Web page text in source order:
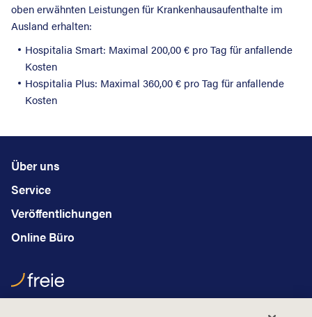
oben erwähnten Leistungen für Krankenhausaufenthalte im
Ausland erhalten:
Hospitalia Smart: Maximal 200,00 € pro Tag für anfallende
Kosten
Hospitalia Plus: Maximal 360,00 € pro Tag für anfallende
Kosten
Über uns
Service
Veröffentlichungen
Online Büro